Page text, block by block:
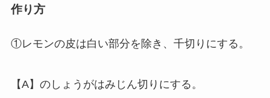
作り方
①レモンの皮は白い部分を除き、千切りにする。
【A】のしょうがはみじん切りにする。